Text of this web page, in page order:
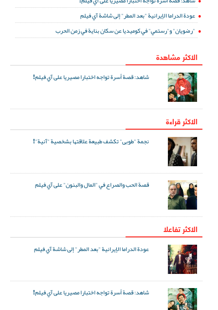
عودة الدراما الإيرانية "بعد المطر" إلى شاشة آي فيلم
"رضويان" و"رستمي" في كوميديا عن سكان بناية في زمن الحرب
الاكثر مشاهدة
شاهد: قصة أسرة تواجه اختبارا مصيريا على آي فيلم!
الاكثر قراءة
نجمة "طوبى" تكشف طبيعة علاقتها بشخصية "آنية"!
قصة الحب والصراع في "المال والبنون" على آي فيلم
الاکثر تفاعلا
عودة الدراما الإيرانية "بعد المطر" إلى شاشة آي فيلم
شاهد: قصة أسرة تواجه اختبارا مصيريا على آي فيلم!